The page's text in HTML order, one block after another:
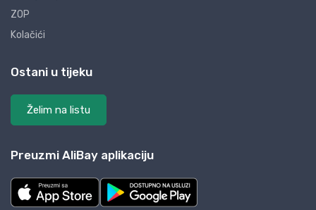
ZOP
Kolačići
Ostani u tijeku
Želim na listu
Preuzmi AliBay aplikaciju